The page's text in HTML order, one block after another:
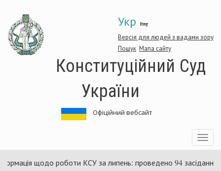
основного
матеріалу
Укр Eng
Версія для людей з вадами зору
Пошук Мапа сайту
Конституційний Суд
України
Офіційний вебсайт
Toggle
щодо роботи КСУ за липень: проведено 94 засідання та